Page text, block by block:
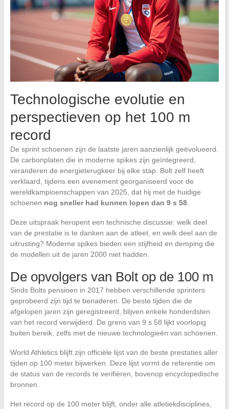
Technologische evolutie en
perspectieven op het 100 m
record
De sprint schoenen zijn de laatste jaren aanzienlijk geëvolueerd.
De carbonplaten die in moderne spikes zijn geïntegreerd,
veranderen de energieterugkeer bij elke stap. Bolt zelf heeft
verklaard, tijdens een evenement georganiseerd voor de
wereldkampioenschappen van 2025, dat hij met de huidige
schoenen nog sneller had kunnen lopen dan 9 s 58.
Deze uitspraak heropent een technische discussie: welk deel
van de prestatie is te danken aan de atleet, en welk deel aan de
uitrusting? Moderne spikes bieden een stijfheid en demping die
de modellen uit de jaren 2000 niet hadden.
De opvolgers van Bolt op de 100 m
Sinds Bolts pensioen in 2017 hebben verschillende sprinters
geprobeerd zijn tijd te benaderen. De beste tijden die de
afgelopen jaren zijn geregistreerd, blijven enkele honderdsten
van het record verwijderd. De grens van 9 s 58 lijkt voorlopig
buiten bereik, zelfs met de nieuwe technologieën van schoenen.
World Athletics blijft zijn officiële lijst van de beste prestaties aller
tijden op 100 meter bijwerken. Deze lijst vormt de referentie om
de status van de records te verifiëren, bovenop encyclopedische
bronnen.
Het record op de 100 meter blijft, onder alle atletiekdisciplines,